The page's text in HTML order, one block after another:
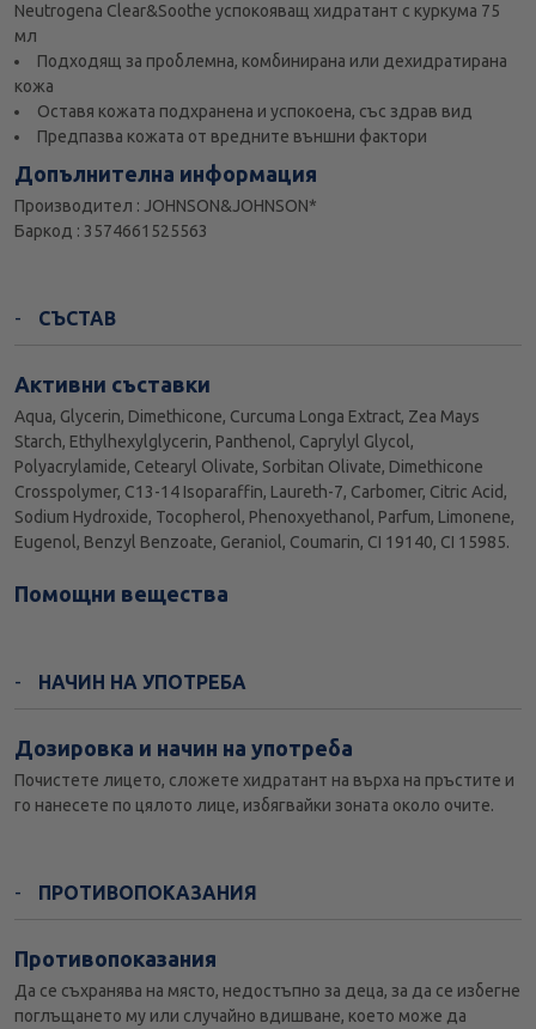
Neutrogena Clear&Soothe успокояващ хидратант с куркума 75
мл
Подходящ за проблемна, комбинирана или дехидратирана
кожа
Оставя кожата подхранена и успокоена, със здрав вид
Предпазва кожата от вредните външни фактори
Допълнителна информация
Производител : JOHNSON&JOHNSON*
Баркод : 3574661525563
СЪСТАВ
Активни съставки
Aqua, Glycerin, Dimethicone, Curcuma Longa Extract, Zea Mays
Starch, Ethylhexylglycerin, Panthenol, Caprylyl Glycol,
Polyacrylamide, Cetearyl Olivate, Sorbitan Olivate, Dimethicone
Crosspolymer, C13-14 Isoparaffin, Laureth-7, Carbomer, Citric Acid,
Sodium Hydroxide, Tocopherol, Phenoxyethanol, Parfum, Limonene,
Eugenol, Benzyl Benzoate, Geraniol, Coumarin, CI 19140, CI 15985.
Помощни вещества
НАЧИН НА УПОТРЕБА
Дозировка и начин на употреба
Почистете лицето, сложете хидратант на върха на пръстите и
го нанесете по цялото лице, избягвайки зоната около очите.
ПРОТИВОПОКАЗАНИЯ
Противопоказания
Да се съхранява на място, недостъпно за деца, за да се избегне
поглъщането му или случайно вдишване, което може да